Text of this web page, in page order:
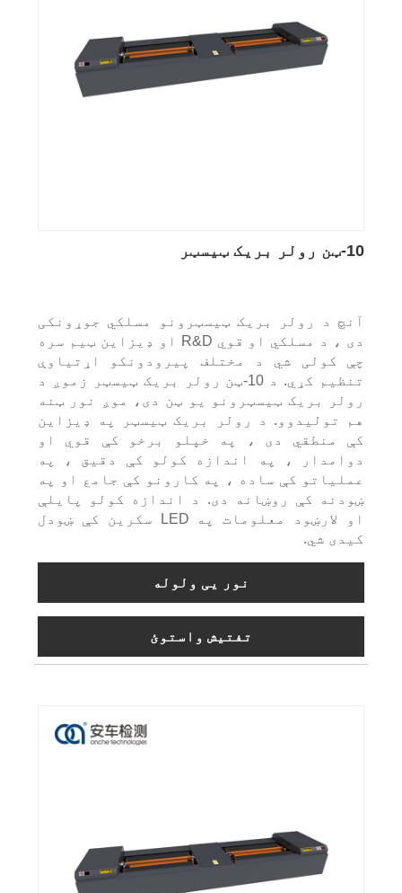
10-ټن رولر بریک ټیسټر
آنچ د رولر بریک ټیسټرونو مسلکي جوړونکی
دی ، د مسلکي او قوي R&D او ډیزاین ټیم سره
چې کولی شي د مختلف پیرودونکو اړتیاوې
تنظیم کړي. د 10-ټن رولر بریک ټیسټر زموږ د
رولر بریک ټیسټرونو یو ټن دی، موږ نور ټنه
هم تولیدوو. د رولر بریک ټیسټر په ډیزاین
کې منطقي دی ، په خپلو برخو کې قوي او
دوامدار ، په اندازه کولو کې دقیق ، په
عملیاتو کې ساده ، په کارونو کې جامع او په
ښودنه کې روښانه دی. د اندازه کولو پایلې
او لارښود معلومات په LED سکرین کې ښودل
کیدی شي.
نور یی ولوله
تفتیش واستوئ